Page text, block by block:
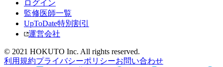
ログイン
監修医師一覧
UpToDate特別割引
運営会社
© 2021 HOKUTO Inc. All rights reserved.
利用規約プライバシーポリシーお問い合わせ